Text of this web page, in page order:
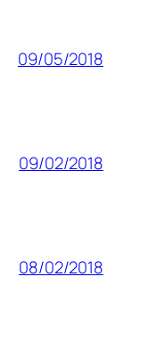
09/05/2018
09/02/2018
08/02/2018